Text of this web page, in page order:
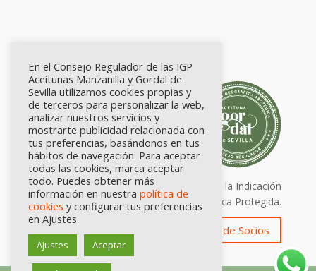
Calidad certificada por Origen. Sellos de la Indicación
Geográfica Protegida.
Zona de Socios
En el Consejo Regulador de las IGP
Aceitunas Manzanilla y Gordal de
Sevilla utilizamos cookies propias y
de terceros para personalizar la web,
analizar nuestros servicios y
mostrarte publicidad relacionada con
tus preferencias, basándonos en tus
hábitos de navegación. Para aceptar
todas las cookies, marca aceptar
todo. Puedes obtener más
información en nuestra política de
cookies y configurar tus preferencias
en Ajustes.
Ajustes Aceptar